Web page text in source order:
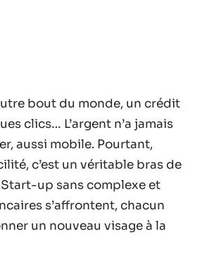
bout du monde, un crédit
clics… L’argent n’a jamais
aussi mobile. Pourtant,
c’est un véritable bras de
Start-up sans complexe et
s’affrontent, chacun
un nouveau visage à la